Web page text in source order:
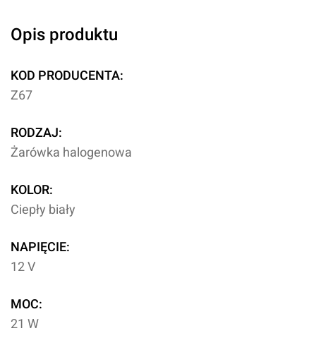
Opis produktu
KOD PRODUCENTA:
Z67
RODZAJ:
Żarówka halogenowa
KOLOR:
Ciepły biały
NAPIĘCIE:
12 V
MOC:
21 W